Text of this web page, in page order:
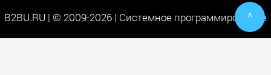
B2BU.RU | © 2009-2026 | Системное программирование
^